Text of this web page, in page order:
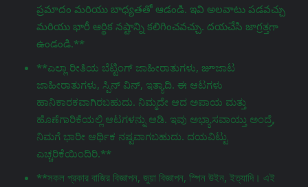
ప్రమాదం మరియు బాధ్యతతో ఆడండి. ఇవి అలవాటు పడవచ్చు
మరియు భారీ ఆర్థిక నష్టాన్ని కలిగించవచ్చు. దయచేసి జాగ్రತ್ತగా
ఉండండి.**
**ಎಲ್ಲಾ ರೀತಿಯ ಬೆಟ್ಟಿಂಗ್ ಜಾಹೀರಾತುಗಳು, జూಜಾಟ
ಜಾಹೀರಾತುಗಳು, ಸ್ಪಿನ್ ವಿನ್, ಇತ್ಯಾದಿ. ಈ ಆಟಗಳು
ಹಾನಿಕಾರಕವಾಗಿರಬಹುದು. ನಿಮ್ಮದೇ ಆದ ಅಪಾಯ ಮತ್ತು
ಹೊಣೆಗಾರಿಕೆಯಲ್ಲಿ ಆಟಗಳನ್ನು ಆಡಿ. ಇವು ಅಭ್ಯಾಸವಾಯ್ತು ಅಂದ್ರೆ,
ನಿಮಗೆ ಭಾರೀ ಆರ್ಥಿಕ ನಷ್ಟವಾಗಬಹುದು. ದಯವಿಟ್ಟು
ಎಚ್ಚರಿಕೆಯಿಂದಿರಿ.**
**সকল প্রকার বাজির বিজ্ঞাপন, জুয়া বিজ্ঞাপন, স্পিন উইন, ইত্যাদি। এই